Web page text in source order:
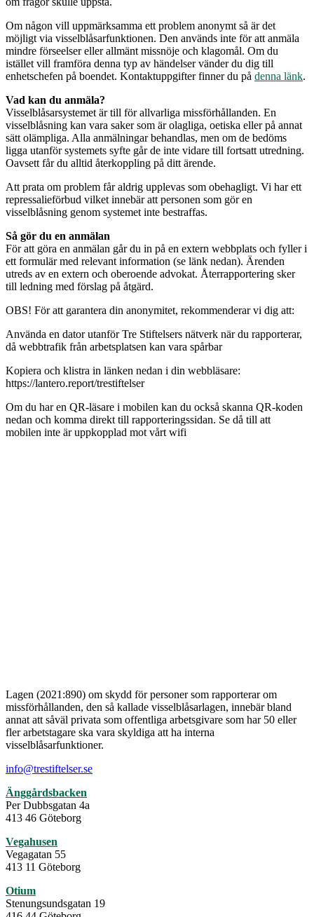
Om någon vill uppmärksamma ett problem anonymt så är det
möjligt via visselblåsarfunktionen. Den används inte för att anmäla
mindre förseelser eller allmänt missnöje och klagomål. Om du
istället vill framföra denna typ av händelser vänder du dig till
enhetschefen på boendet. Kontaktuppgifter finner du på denna länk.
Vad kan du anmäla?
Visselblåsarsystemet är till för allvarliga missförhållanden. En
visselblåsning kan vara saker som är olagliga, oetiska eller på annat
sätt olämpliga. Alla anmälningar behandlas, men om de bedöms
ligga utanför systemets syfte går de inte vidare till fortsatt utredning.
Oavsett får du alltid återkoppling på ditt ärende.
Att prata om problem får aldrig upplevas som obehagligt. Vi har ett
repressalieförbud vilket innebär att personen som gör en
visselblåsning genom systemet inte bestraffas.
Så gör du en anmälan
För att göra en anmälan går du in på en extern webbplats och fyller i
ett formulär med relevant information (se länk nedan). Ärenden
utreds av en extern och oberoende advokat. Återrapportering sker
till ledning med förslag på åtgärd.
OBS! För att garantera din anonymitet, rekommenderar vi dig att:
Använda en dator utanför Tre Stiftelsers nätverk när du rapporterar,
då webbtrafik från arbetsplatsen kan vara spårbar
Kopiera och klistra in länken nedan i din webbläsare:
https://lantero.report/trestiftelser
Om du har en QR-läsare i mobilen kan du också skanna QR-koden
nedan och komma direkt till rapporteringssidan. Se då till att
mobilen inte är uppkopplad mot vårt wifi
Lagen (2021:890) om skydd för personer som rapporterar om
missförhållanden, den så kallade visselblåsarlagen, innebär bland
annat att såväl privata som offentliga arbetsgivare som har 50 eller
fler arbetstagare ska vara skyldiga att ha interna
visselblåsarfunktioner.
info@trestiftelser.se
Änggårdsbacken
Per Dubbsgatan 4a
413 46 Göteborg
Vegahusen
Vegagatan 55
413 11 Göteborg
Otium
Stenungsundsgatan 19